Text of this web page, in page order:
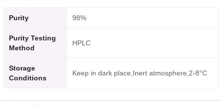
Purity 98%
Purity Testing
Method
HPLC
Storage
Conditions
Keep in dark place,Inert atmosphere,2-8°C